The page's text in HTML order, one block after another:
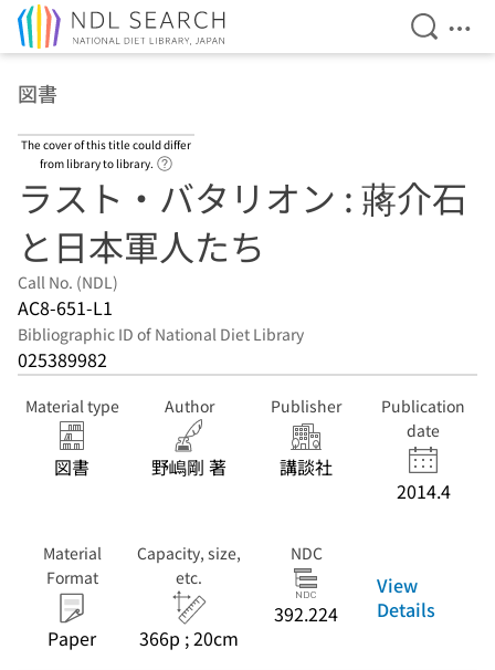
Open
図書
The cover of this title could differ
from library to library.
ラスト・バタリオン : 蔣介石
と日本軍人たち
Call No. (NDL)
AC8-651-L1
Bibliographic ID of National Diet Library
025389982
Material type
図書
Author
野嶋剛 著
Publisher
講談社
Publication
date
2014.4
Material
Format
Paper
Capacity, size,
etc.
366p ; 20cm
NDC
392.224
View
Details